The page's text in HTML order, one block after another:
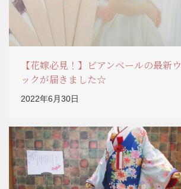
【花嫁必見！】ビアンベールの最新
ックが届きました☆
2022年6月30日